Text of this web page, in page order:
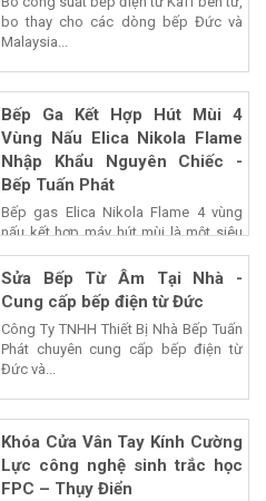
bo thay cho các dòng bếp Đức và
Malaysia...
Bếp Ga Kết Hợp Hút Mùi 4
Vùng Nấu Elica Nikola Flame
Nhập Khẩu Nguyên Chiếc -
Bếp Tuấn Phát
Bếp gas Elica Nikola Flame 4 vùng
nấu kết hợp máy hút mùi là một siêu
phẩm của...
Sửa Bếp Từ Âm Tại Nhà -
Cung cấp bếp điện từ Đức
Công Ty TNHH Thiết Bị Nhà Bếp Tuấn
Phát chuyên cung cấp bếp điện từ
Đức và...
Khóa Cửa Vân Tay Kính Cường
Lực công nghệ sinh trắc học
FPC – Thụy Điển